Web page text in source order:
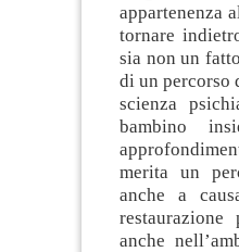
appartenenza
tornare
sia non un
di un percorso
scienza
bambino
merita un
anche a
anche